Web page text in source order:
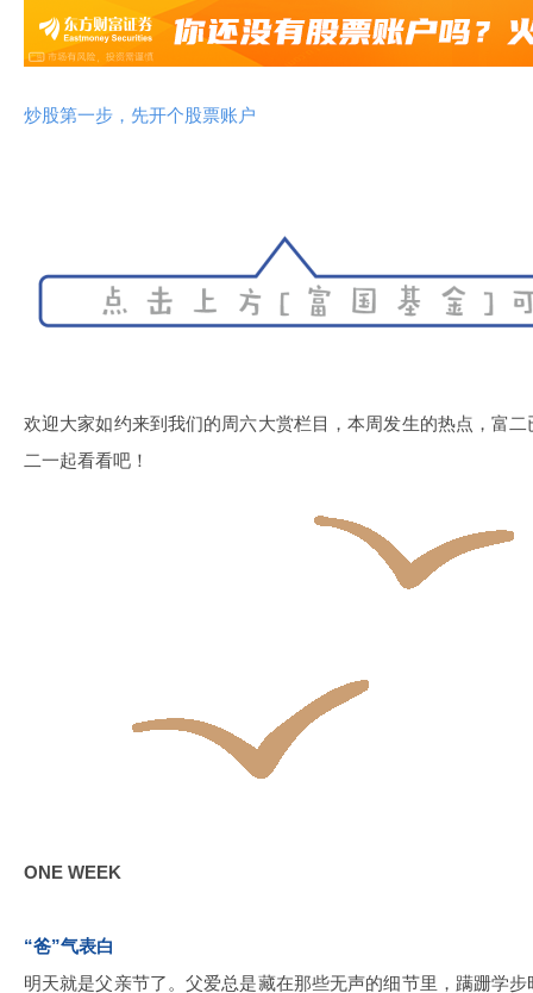
炒股第一步，先开个股票账户
欢迎大家如约来到我们的周六大赏栏目，本周发生的热点，富
二一起看看吧！
ONE WEEK
“爸”气表白
明天就是父亲节了。父爱总是藏在那些无声的细节里，蹒跚学